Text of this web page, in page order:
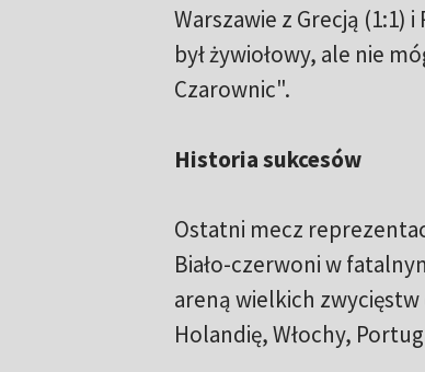
Warszawie z Grecją (1:1)
był żywiołowy, ale nie
Czarownic".
Historia sukcesów
Ostatni mecz
Biało-czerwoni w
areną wielkich
Holandię, Włochy,